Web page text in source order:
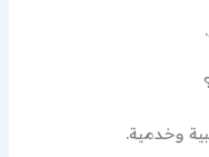
وخدمية.